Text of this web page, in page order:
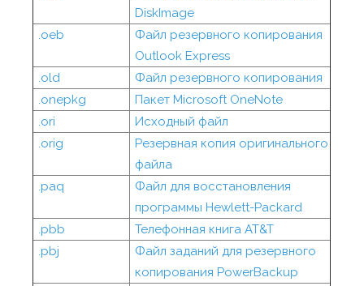
DiskImage
.oeb
Файл резервного копирования
Outlook Express
.old
Файл резервного копирования
.onepkg
Пакет Microsoft OneNote
.ori
Исходный файл
.orig
Резервная копия оригинального
файла
.paq
Файл для восстановления
программы Hewlett-Packard
.pbb
Телефонная книга AT&T
.pbj
Файл заданий для резервного
копирования PowerBackup